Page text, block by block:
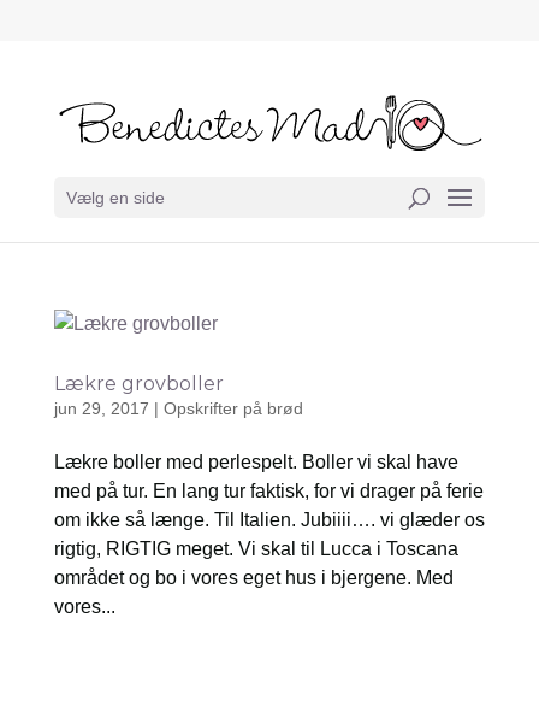
Vælg en side
Lækre grovboller
jun 29, 2017 | Opskrifter på brød
Lækre boller med perlespelt. Boller vi skal have
med på tur. En lang tur faktisk, for vi drager på ferie
om ikke så længe. Til Italien. Jubiiii…. vi glæder os
rigtig, RIGTIG meget. Vi skal til Lucca i Toscana
området og bo i vores eget hus i bjergene. Med
vores...